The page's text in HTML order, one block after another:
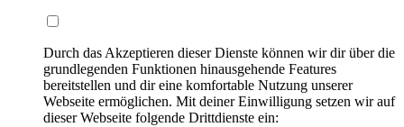
Durch das Akzeptieren dieser Dienste können wir dir über die
grundlegenden Funktionen hinausgehende Features
bereitstellen und dir eine komfortable Nutzung unserer
Webseite ermöglichen. Mit deiner Einwilligung setzen wir auf
dieser Webseite folgende Drittdienste ein: